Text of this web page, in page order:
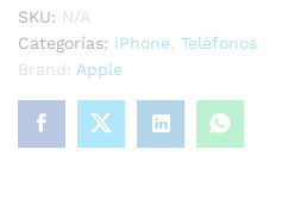
SKU: N/A
Categorías: iPhone
Teléfonos
Brand: Apple